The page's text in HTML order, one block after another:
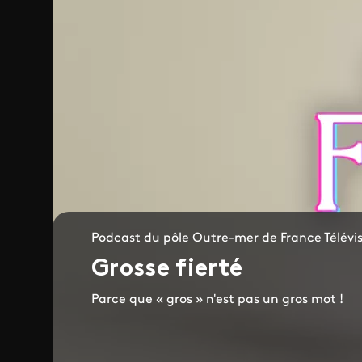
Podcast du pôle Outre-mer de France
Grosse fierté
Parce que « gros » n'est pas un gros mot !